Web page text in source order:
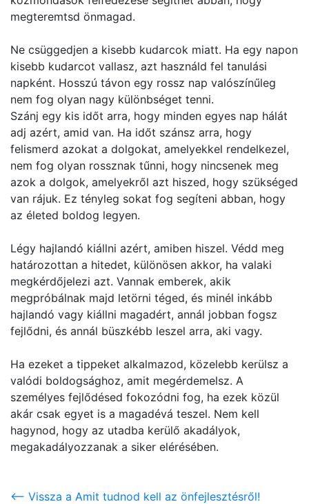
megteremtsd önmagad.
Ne csüggedjen a kisebb kudarcok miatt. Ha egy napon
kisebb kudarcot vallasz, azt használd fel tanulási
napként. Hosszú távon egy rossz nap valószínűleg
nem fog olyan nagy különbséget tenni.
Szánj egy kis időt arra, hogy minden egyes nap hálát
adj azért, amid van. Ha időt szánsz arra, hogy
felismerd azokat a dolgokat, amelyekkel rendelkezel,
nem fog olyan rossznak tűnni, hogy nincsenek meg
azok a dolgok, amelyekről azt hiszed, hogy szükséged
van rájuk. Ez tényleg sokat fog segíteni abban, hogy
az életed boldog legyen.
Légy hajlandó kiállni azért, amiben hiszel. Védd meg
határozottan a hitedet, különösen akkor, ha valaki
megkérdőjelezi azt. Vannak emberek, akik
megpróbálnak majd letörni téged, és minél inkább
hajlandó vagy kiállni magadért, annál jobban fogsz
fejlődni, és annál büszkébb leszel arra, aki vagy.
Ha ezeket a tippeket alkalmazod, közelebb kerülsz a
valódi boldogsághoz, amit megérdemelsz. A
személyes fejlődésed fokozódni fog, ha ezek közül
akár csak egyet is a magadévá teszel. Nem kell
hagynod, hogy az utadba kerülő akadályok,
megakadályozzanak a siker elérésében.
<-- Vissza a Amit tudnod kell az önfejlesztésről!